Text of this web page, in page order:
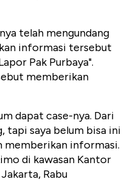
telah mengundang
informasi tersebut
Pak Purbaya".
memberikan
dapat case-nya. Dari
tapi saya belum bisa ini
memberikan informasi.
di kawasan Kantor
Rabu